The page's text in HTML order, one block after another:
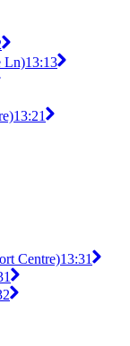
Ln)13:13
13:21
Centre)13:31